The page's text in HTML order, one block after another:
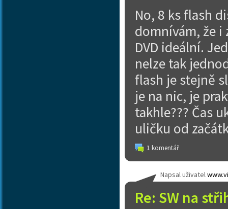
No, 8 ks flash
domnívám, že
DVD ideální.
nelze tak
flash je stejně
je na nic, je
takhle??? Čas
uličku od
1 komentář
Re: SW na
Napsal uživatel